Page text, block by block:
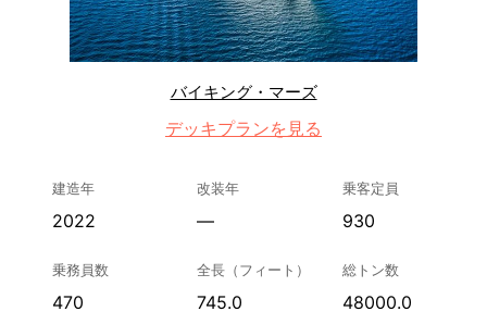
バイキング・マーズ
デッキプランを見る
建造年
2022
改装年
—
乗客定員
930
乗務員数
470
全長（フィート）
745.0
総トン数
48000.0